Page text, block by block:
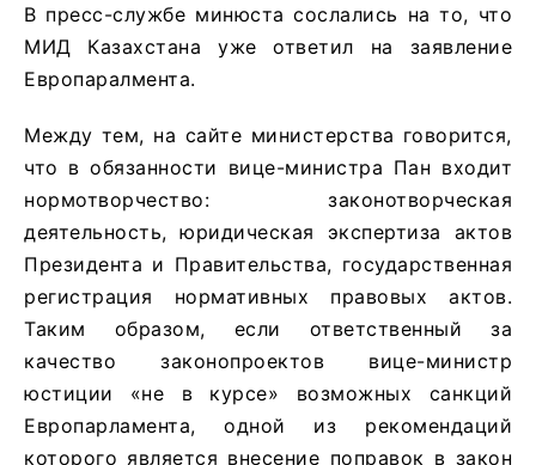
В пресс-службе минюста сослались на то, что
МИД Казахстана уже ответил на заявление
Европаралмента.
Между тем, на сайте министерства говорится,
что в обязанности вице-министра Пан входит
нормотворчество: законотворческая
деятельность, юридическая экспертиза актов
Президента и Правительства, государственная
регистрация нормативных правовых актов.
Таким образом, если ответственный за
качество законопроектов вице-министр
юстиции «не в курсе» возможных санкций
Европарламента, одной из рекомендаций
которого является внесение поправок в закон